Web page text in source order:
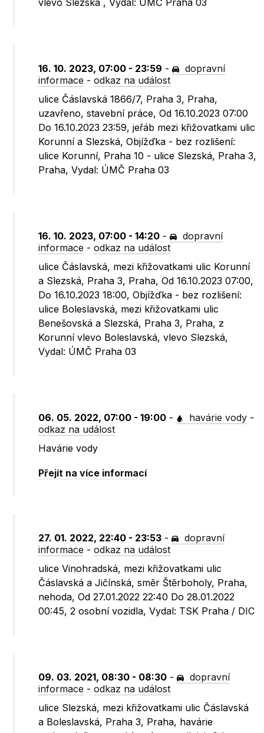
vlevo Slezská , Vydal: ÚMČ Praha 03
16. 10. 2023, 07:00 - 23:59 -
dopravní
informace -odkaz na událost
ulice Čáslavská 1866/7, Praha 3, Praha,
uzavřeno, stavební práce, Od 16.10.2023 07:00
Do 16.10.2023 23:59, jeřáb mezi křižovatkami ulic
Korunní a Slezská, Objížďka - bez rozlišení:
ulice Korunní, Praha 10 - ulice Slezská, Praha 3,
Praha, Vydal: ÚMČ Praha 03
16. 10. 2023, 07:00 - 14:20 -
dopravní
informace -odkaz na událost
ulice Čáslavská, mezi křižovatkami ulic Korunní
a Slezská, Praha 3, Praha, Od 16.10.2023 07:00,
Do 16.10.2023 18:00, Objížďka - bez rozlišení:
ulice Boleslavská, mezi křižovatkami ulic
Benešovská a Slezská, Praha 3, Praha, z
Korunní vlevo Boleslavská, vlevo Slezská,
Vydal: ÚMČ Praha 03
06. 05. 2022, 07:00 - 19:00 - havárie vody -
odkaz na událost
Havárie vody
Přejít na více informací
27. 01. 2022, 22:40 - 23:53 -
dopravní
informace -odkaz na událost
ulice Vinohradská, mezi křižovatkami ulic
Čáslavská a Jičínská, směr Štěrboholy, Praha,
nehoda, Od 27.01.2022 22:40 Do 28.01.2022
00:45, 2 osobní vozidla, Vydal: TSK Praha / DIC
09. 03. 2021, 08:30 - 08:30 -
dopravní
informace -odkaz na událost
ulice Slezská, mezi křižovatkami ulic Čáslavská
a Boleslavská, Praha 3, Praha, havárie